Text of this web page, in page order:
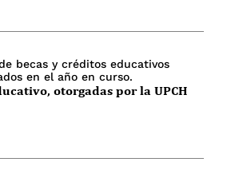
becas y créditos educativos
en el año en curso.
otorgadas por la UPCH